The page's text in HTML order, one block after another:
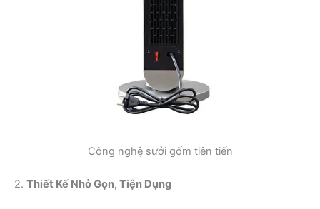
Công nghệ sưởi gốm tiên tiến
2. Thiết Kế Nhỏ Gọn, Tiện Dụng